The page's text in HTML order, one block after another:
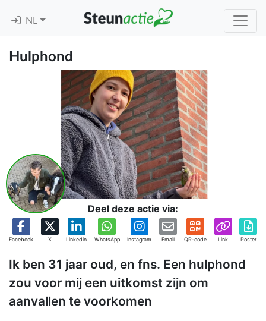
NL
Hulphond
Deel deze actie via:
Facebook X Linkedin WhatsApp Instagram Email QR-code Link Poster
Ik ben 31 jaar oud, en fns. Een hulphond
zou voor mij een uitkomst zijn om
aanvallen te voorkomen